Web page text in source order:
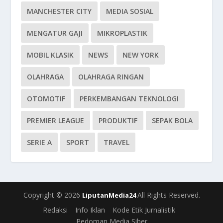
MANCHESTER CITY MEDIA SOSIAL
MENGATUR GAJI MIKROPLASTIK
MOBIL KLASIK NEWS NEW YORK
OLAHRAGA OLAHRAGA RINGAN
OTOMOTIF PERKEMBANGAN TEKNOLOGI
PREMIER LEAGUE PRODUKTIF SEPAK BOLA
SERIE A SPORT TRAVEL
Copyright © 2026 LiputanMedia24All Rights Reserved.
Redaksi
Info Iklan
Kode Etik Jurnalistik